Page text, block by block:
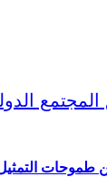
طموحات